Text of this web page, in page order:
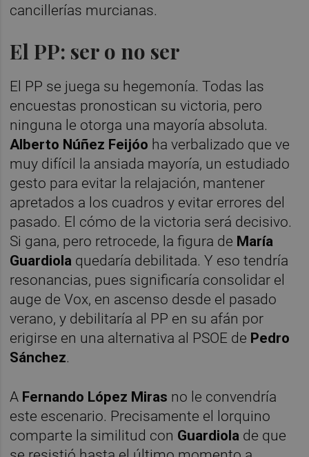
cancillerías murcianas.
El PP: ser o no ser
El PP se juega su hegemonía. Todas las
encuestas pronostican su victoria, pero
ninguna le otorga una mayoría absoluta.
Alberto Núñez Feijóo ha verbalizado que ve
muy difícil la ansiada mayoría, un estudiado
gesto para evitar la relajación, mantener
apretados a los cuadros y evitar errores del
pasado. El cómo de la victoria será decisivo.
Si gana, pero retrocede, la figura de María
Guardiola quedaría debilitada. Y eso tendría
resonancias, pues significaría consolidar el
auge de Vox, en ascenso desde el pasado
verano, y debilitaría al PP en su afán por
erigirse en una alternativa al PSOE de Pedro
Sánchez.
A Fernando López Miras no le convendría
este escenario. Precisamente el lorquino
comparte la similitud con Guardiola de que